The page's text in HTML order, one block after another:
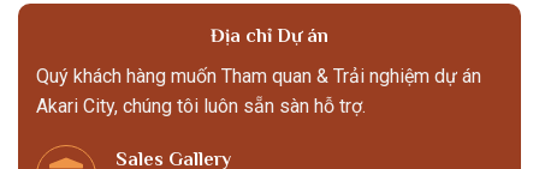
Địa chỉ Dự án
Quý khách hàng muốn Tham quan & Trải nghiệm dự án
Akari City, chúng tôi luôn sẵn sàn hỗ trợ.
Sales Gallery